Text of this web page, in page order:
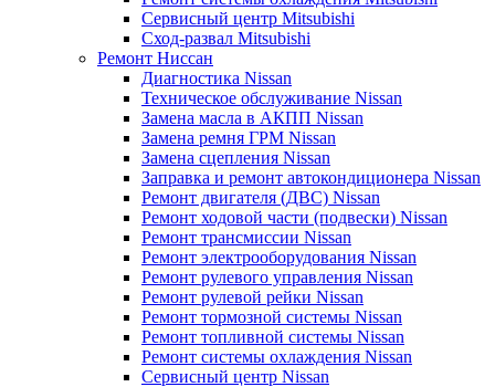
Сервисный центр Mitsubishi
Сход-развал Mitsubishi
Ремонт Ниссан
Диагностика Nissan
Техническое обслуживание Nissan
Замена масла в АКПП Nissan
Замена ремня ГРМ Nissan
Замена сцепления Nissan
Заправка и ремонт автокондиционера Nissan
Ремонт двигателя (ДВС) Nissan
Ремонт ходовой части (подвески) Nissan
Ремонт трансмиссии Nissan
Ремонт электрооборудования Nissan
Ремонт рулевого управления Nissan
Ремонт рулевой рейки Nissan
Ремонт тормозной системы Nissan
Ремонт топливной системы Nissan
Ремонт системы охлаждения Nissan
Сервисный центр Nissan